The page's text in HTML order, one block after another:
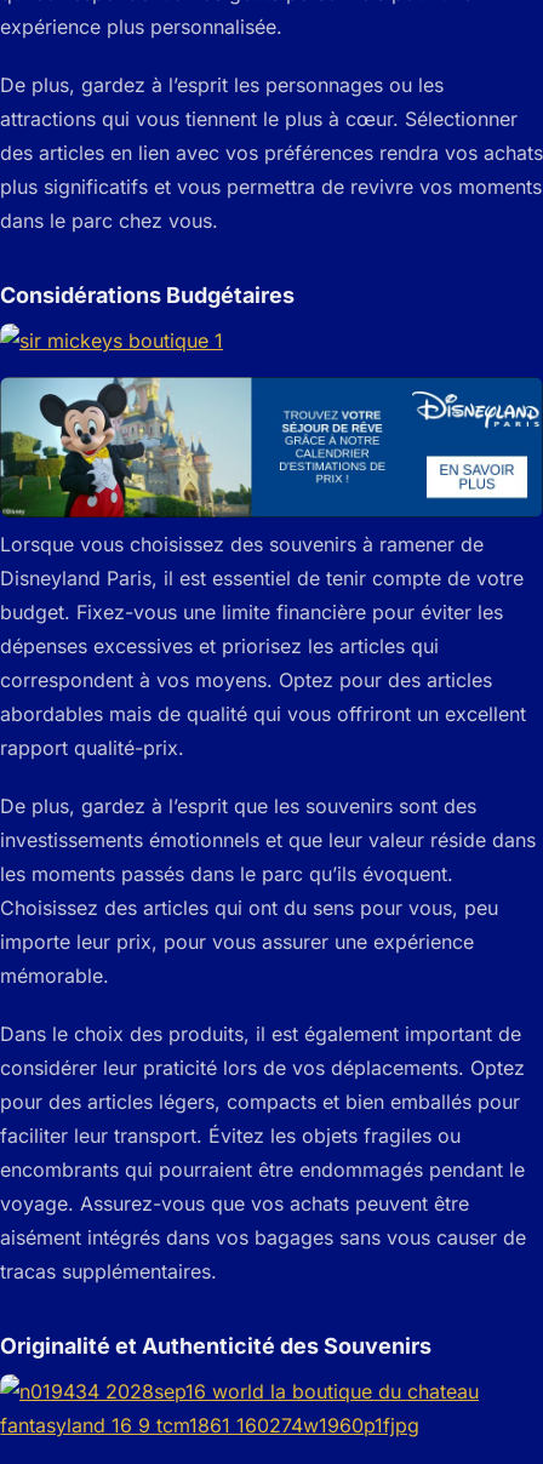
expérience plus personnalisée.
De plus, gardez à l’esprit les personnages ou les
attractions qui vous tiennent le plus à cœur. Sélectionner
des articles en lien avec vos préférences rendra vos achats
plus significatifs et vous permettra de revivre vos moments
dans le parc chez vous.
Considérations Budgétaires
Lorsque vous choisissez des souvenirs à ramener de
Disneyland Paris, il est essentiel de tenir compte de votre
budget. Fixez-vous une limite financière pour éviter les
dépenses excessives et priorisez les articles qui
correspondent à vos moyens. Optez pour des articles
abordables mais de qualité qui vous offriront un excellent
rapport qualité-prix.
De plus, gardez à l’esprit que les souvenirs sont des
investissements émotionnels et que leur valeur réside dans
les moments passés dans le parc qu’ils évoquent.
Choisissez des articles qui ont du sens pour vous, peu
importe leur prix, pour vous assurer une expérience
mémorable.
Dans le choix des produits, il est également important de
considérer leur praticité lors de vos déplacements. Optez
pour des articles légers, compacts et bien emballés pour
faciliter leur transport. Évitez les objets fragiles ou
encombrants qui pourraient être endommagés pendant le
voyage. Assurez-vous que vos achats peuvent être
aisément intégrés dans vos bagages sans vous causer de
tracas supplémentaires.
Originalité et Authenticité des Souvenirs